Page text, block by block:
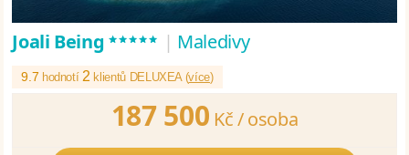
Joali Being***** | Maledivy
9.7 hodnotí 2 klientů DELUXEA (více)
187 500 Kč /osoba